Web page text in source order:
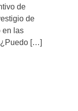
de
de
en las
¿Puedo […]